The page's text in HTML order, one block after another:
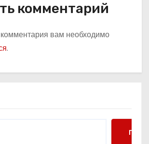
комментарий
вам необходимо
.
Поиск